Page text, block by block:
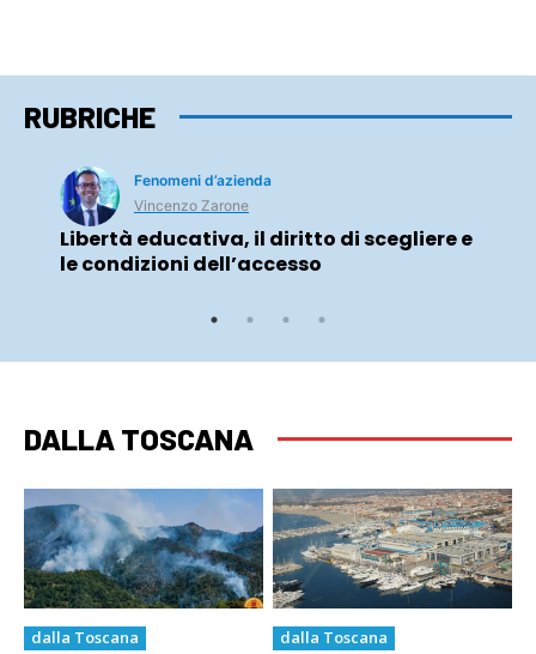
RUBRICHE
Fenomeni d’azienda
Vincenzo Zarone
Libertà educativa, il diritto di scegliere e
le condizioni dell’accesso
DALLA TOSCANA
dalla Toscana dalla Toscana